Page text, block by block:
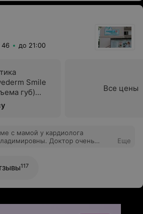
46 до 21:00
Smile
губ)
Все цены
с мамой у кардиолога
Доктор очень
главное после назначенного
давление и ритм.
Еще
117